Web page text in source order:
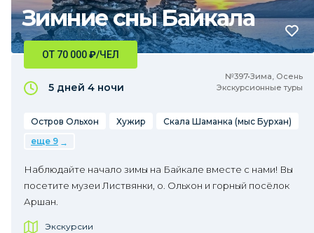
Зимние сны Байкала
№397•Зима, Осень
Экскурсионные туры
ОТ 70 000₽/ЧЕЛ
5 дней 4 ночи
Остров Ольхон Хужир
Скала Шаманка (мыс Бурхан)
еще 9
Наблюдайте начало зимы на Байкале вместе с нами! Вы
посетите музеи Листвянки, о. Ольхон и горный посёлок
Аршан.
Экскурсии